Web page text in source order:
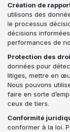
Création de
utilisons des
le processus
décisions
performances de
Protection des
données pour
litiges, mettre en
Nous pouvons
faire en sorte
ceux de tiers.
Conformité
conformer à la loi.